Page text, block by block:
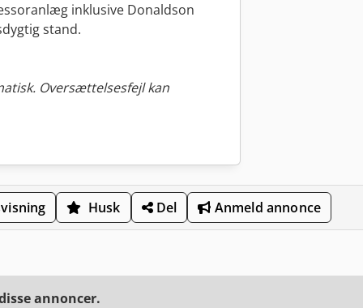
inklusive Donaldson
stand.
Oversættelsesfejl kan
Husk Del Anmeld annonce
annoncer.